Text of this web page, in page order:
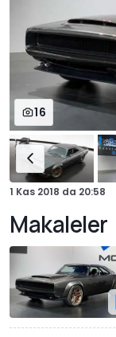
16
1 Kas 2018 da 20:58
Makaleler